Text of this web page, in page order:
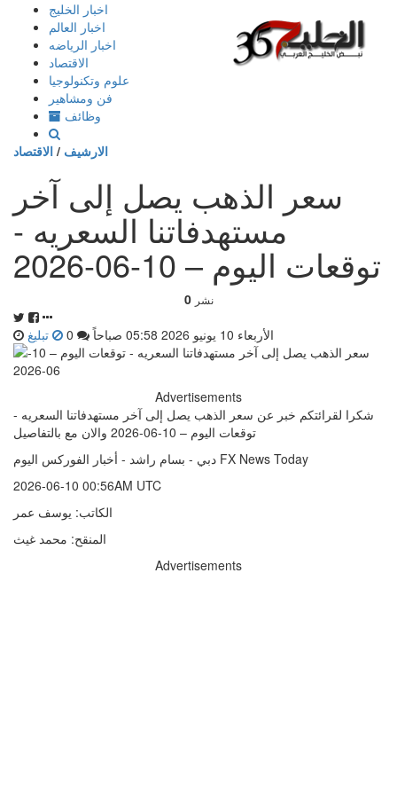
إذهب
المحتوى
اخبار الخليج
اخبار العالم
اخبار الرياضه
الاقتصاد
علوم وتكنولوجيا
فن ومشاهير
وظائف
الارشيف / الاقتصاد
سعر الذهب يصل إلى آخر
مستهدفاتنا السعريه -
توقعات اليوم – 10-06-2026
0 نشر
الأربعاء 10 يونيو 2026 05:58 صباحاً تبليغ
Advertisements
شكرا لقرائتكم خبر عن سعر الذهب يصل إلى آخر مستهدفاتنا السعريه -
توقعات اليوم – 10-06-2026 والان مع بالتفاصيل
دبي - بسام راشد - أخبار الفوركس اليوم FX News Today
2026-06-10 00:56AM UTC
الكاتب: يوسف عمر
المنقح: محمد غيث
Advertisements